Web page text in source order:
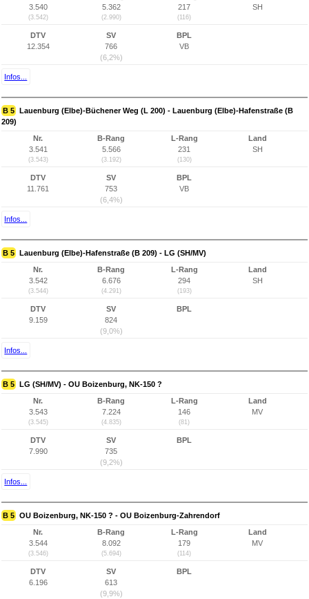
3.540
(3.542)
5.362
(2.990)
217
(116)
SH
DTV
12.354
SV
766
(6,2%)
BPL
VB
Infos...
B 5 Lauenburg (Elbe)-Büchener Weg (L 200) - Lauenburg (Elbe)-Hafenstraße (B
209)
Nr.
3.541
(3.543)
B-Rang
5.566
(3.192)
L-Rang
231
(130)
Land
SH
DTV
11.761
SV
753
(6,4%)
BPL
VB
Infos...
B 5 Lauenburg (Elbe)-Hafenstraße (B 209) - LG (SH/MV)
Nr.
3.542
(3.544)
B-Rang
6.676
(4.291)
L-Rang
294
(193)
Land
SH
DTV
9.159
SV
824
(9,0%)
BPL
Infos...
B 5 LG (SH/MV) - OU Boizenburg, NK-150 ?
Nr.
3.543
(3.545)
B-Rang
7.224
(4.835)
L-Rang
146
(81)
Land
MV
DTV
7.990
SV
735
(9,2%)
BPL
Infos...
B 5 OU Boizenburg, NK-150 ? - OU Boizenburg-Zahrendorf
Nr.
3.544
(3.546)
B-Rang
8.092
(5.694)
L-Rang
179
(114)
Land
MV
DTV
6.196
SV
613
(9,9%)
BPL